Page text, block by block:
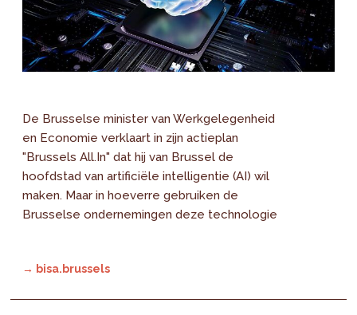
De Brusselse minister van Werkgelegenheid
en Economie verklaart in zijn actieplan
"Brussels All.In" dat hij van Brussel de
hoofdstad van artificiële intelligentie (AI) wil
maken. Maar in hoeverre gebruiken de
Brusselse ondernemingen deze technologie
→ bisa.brussels